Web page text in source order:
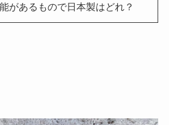
能があるもので日本製はどれ？